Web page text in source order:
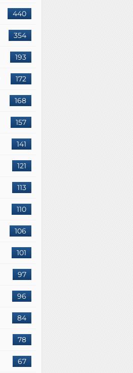
440
354
193
172
168
157
141
121
113
110
106
101
97
96
84
78
67